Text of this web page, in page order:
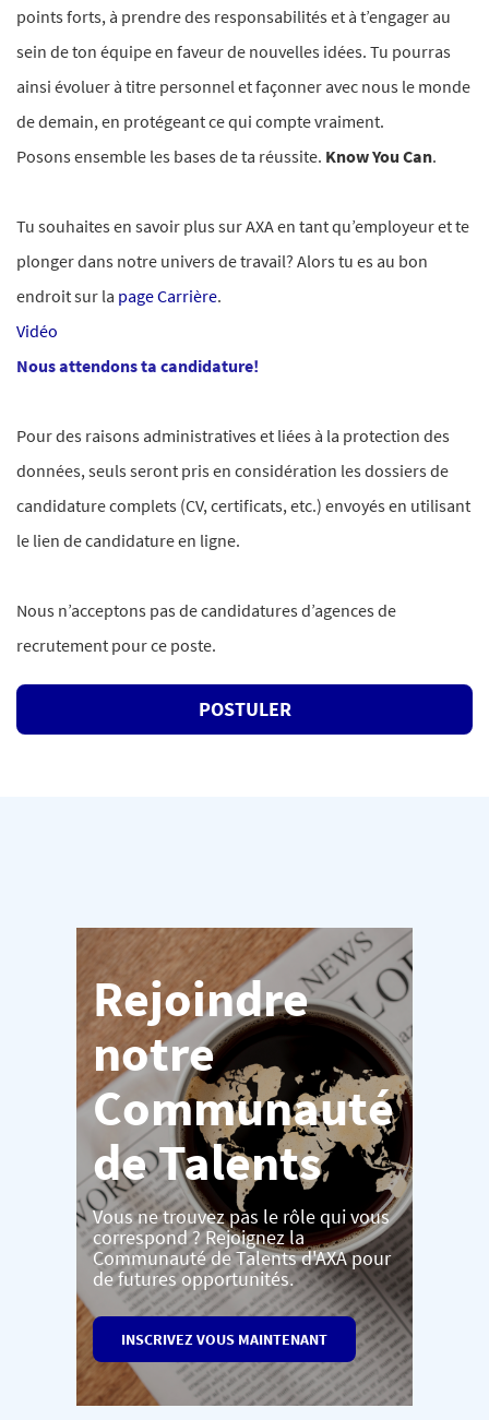
points forts, à prendre des responsabilités et à t’engager au
sein de ton équipe en faveur de nouvelles idées. Tu pourras
ainsi évoluer à titre personnel et façonner avec nous le monde
de demain, en protégeant ce qui compte vraiment.
Posons ensemble les bases de ta réussite. Know You Can.
Tu souhaites en savoir plus sur AXA en tant qu’employeur et te
plonger dans notre univers de travail? Alors tu es au bon
endroit sur la page Carrière.
Vidéo
Nous attendons ta candidature!
Pour des raisons administratives et liées à la protection des
données, seuls seront pris en considération les dossiers de
candidature complets (CV, certificats, etc.) envoyés en utilisant
le lien de candidature en ligne.
Nous n’acceptons pas de candidatures d’agences de
recrutement pour ce poste.
POSTULER
Rejoindre
notre
Communauté
de Talents
Vous ne trouvez pas le rôle qui vous
correspond ? Rejoignez la
Communauté de Talents d'AXA pour
de futures opportunités.
INSCRIVEZ VOUS MAINTENANT